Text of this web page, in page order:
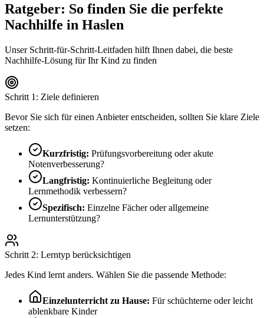
Ratgeber: So finden Sie die perfekte
Nachhilfe in Haslen
Unser Schritt-für-Schritt-Leitfaden hilft Ihnen dabei, die beste
Nachhilfe-Lösung für Ihr Kind zu finden
Schritt 1: Ziele definieren
Bevor Sie sich für einen Anbieter entscheiden, sollten Sie klare Ziele
setzen:
Kurzfristig: Prüfungsvorbereitung oder akute
Notenverbesserung?
Langfristig: Kontinuierliche Begleitung oder
Lernmethodik verbessern?
Spezifisch: Einzelne Fächer oder allgemeine
Lernunterstützung?
Schritt 2: Lerntyp berücksichtigen
Jedes Kind lernt anders. Wählen Sie die passende Methode:
Einzelunterricht zu Hause: Für schüchterne oder leicht
ablenkbare Kinder